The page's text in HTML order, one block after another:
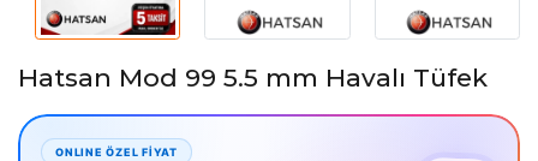
Hatsan Mod 99 5.5 mm Havalı Tüfek